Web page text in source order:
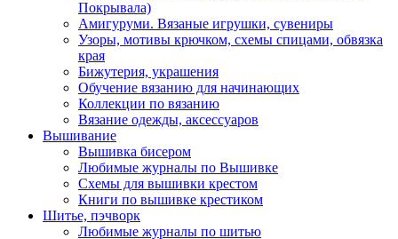
Покрывала)
Амигуруми. Вязаные игрушки, сувениры
Узоры, мотивы крючком, схемы спицами, обвязка
края
Бижутерия, украшения
Обучение вязанию для начинающих
Коллекции по вязанию
Вязание одежды, аксессуаров
Вышивание
Вышивка бисером
Любимые журналы по Вышивке
Схемы для вышивки крестом
Книги по вышивке крестиком
Шитье, пэчворк
Любимые журналы по шитью